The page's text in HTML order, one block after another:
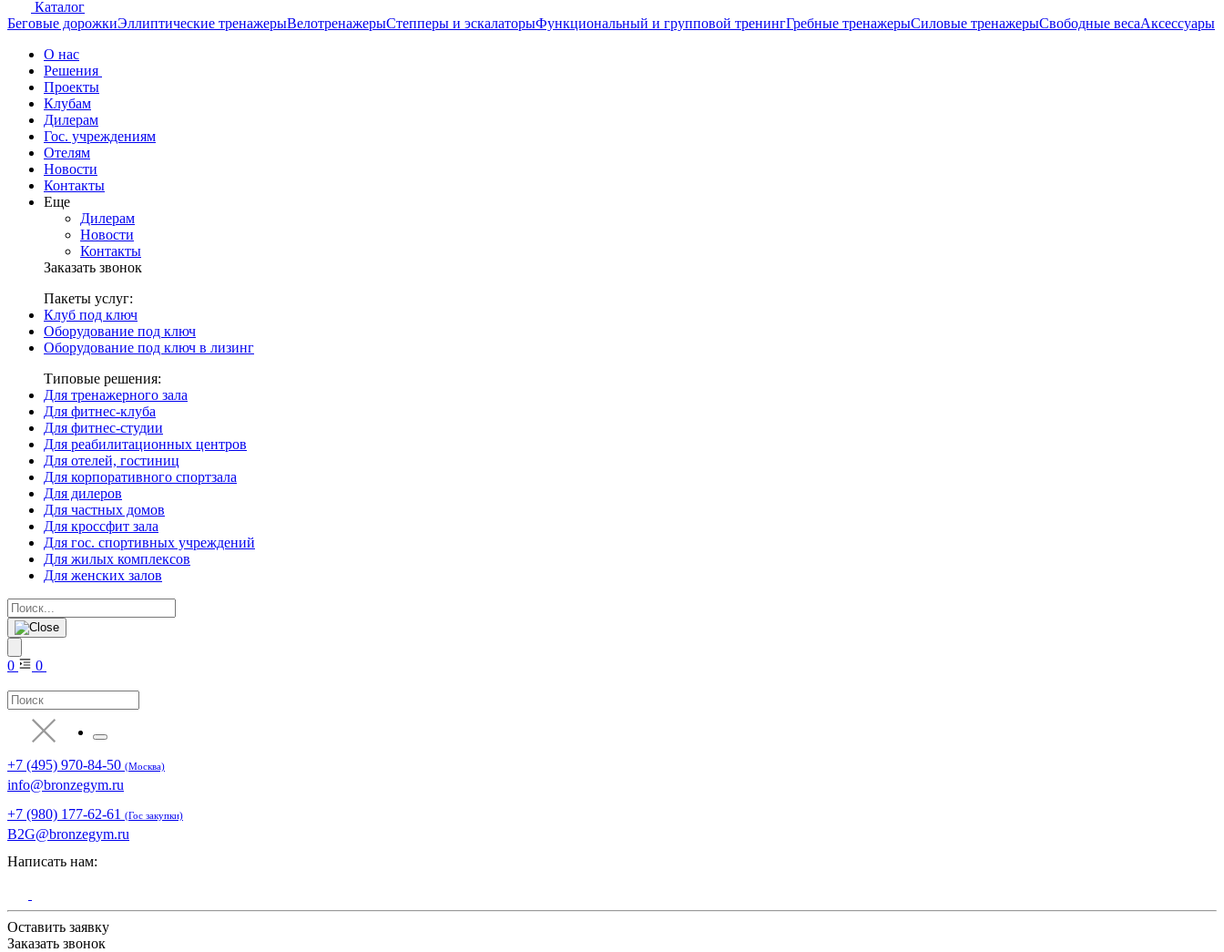
Каталог
Беговые дорожкиЭллиптические тренажерыВелотренажерыСтепперы и эскалаторыФункциональный и групповой тренингГребные тренажерыСиловые тренажерыСвободные весаАксессуары
О нас
Решения
Проекты
Клубам
Дилерам
Гос. учреждениям
Отелям
Новости
Контакты
Еще
Дилерам
Новости
Контакты
Заказать звонок
Пакеты услуг:
Клуб под ключ
Оборудование под ключ
Оборудование под ключ в лизинг
Типовые решения:
Для тренажерного зала
Для фитнес-клуба
Для фитнес-студии
Для реабилитационных центров
Для отелей, гостиниц
Для корпоративного спортзала
Для дилеров
Для частных домов
Для кроссфит зала
Для гос. спортивных учреждений
Для жилых комплексов
Для женских залов
0 0
+7 (495) 970-84-50 (Москва)
info@bronzegym.ru
+7 (980) 177-62-61 (Гос закупки)
B2G@bronzegym.ru
Написать нам:
Оставить заявку
Заказать звонок